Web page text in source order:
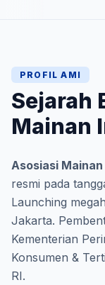
PROFIL AMI
Sejarah
Mainan
Asosiasi
resmi pada
Launching
Jakarta.
Kementerian
Konsumen &
RI.